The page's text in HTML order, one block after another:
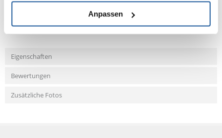
Anpassen
Fragen und Antworten (FAQ)
Eigenschaften
Bewertungen
Zusätzliche Fotos